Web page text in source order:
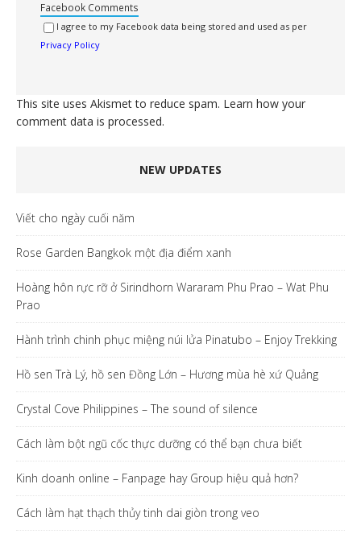
Facebook Comments
I agree to my Facebook data being stored and used as per
Privacy Policy
This site uses Akismet to reduce spam. Learn how your
comment data is processed.
NEW UPDATES
Viết cho ngày cuối năm
Rose Garden Bangkok một địa điểm xanh
Hoàng hôn rực rỡ ở Sirindhorn Wararam Phu Prao – Wat Phu
Prao
Hành trình chinh phục miệng núi lửa Pinatubo – Enjoy Trekking
Hồ sen Trà Lý, hồ sen Đồng Lớn – Hương mùa hè xứ Quảng
Crystal Cove Philippines – The sound of silence
Cách làm bột ngũ cốc thực dưỡng có thể bạn chưa biết
Kinh doanh online – Fanpage hay Group hiệu quả hơn?
Cách làm hạt thạch thủy tinh dai giòn trong veo